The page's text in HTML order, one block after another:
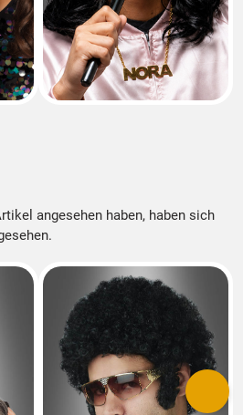
angesehen haben, haben sich